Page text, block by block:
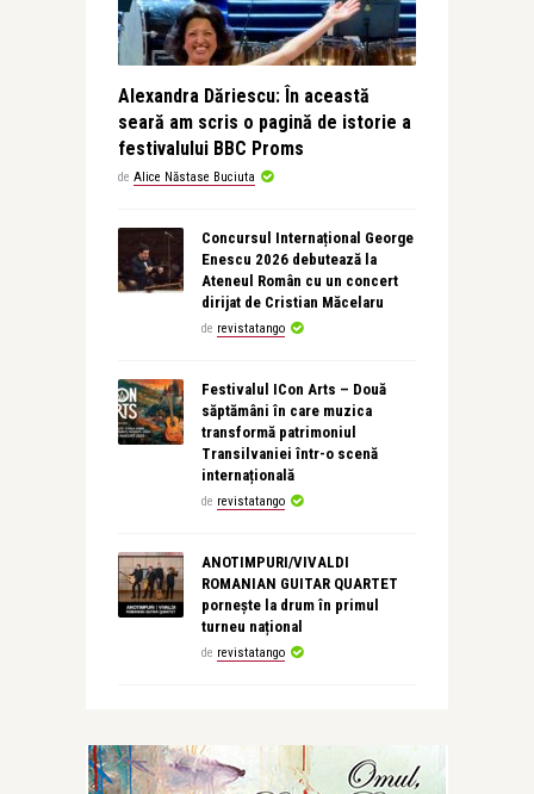
Alexandra Dăriescu: În această
seară am scris o pagină de istorie a
festivalului BBC Proms
de Alice Năstase Buciuta
Concursul Internațional George
Enescu 2026 debutează la
Ateneul Român cu un concert
dirijat de Cristian Măcelaru
de revistatango
Festivalul ICon Arts – Două
săptămâni în care muzica
transformă patrimoniul
Transilvaniei într-o scenă
internațională
de revistatango
ANOTIMPURI/VIVALDI
ROMANIAN GUITAR QUARTET
pornește la drum în primul
turneu național
de revistatango